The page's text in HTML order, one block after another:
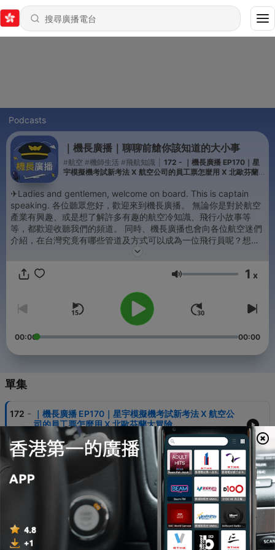
Podcasts
｜機長廣播｜聊聊前艙你該知道的大小事
#航空 #機師生活 #飛航知識
172 - ｜機長廣播 EP170｜星
宇模擬機考試新考法 X 航空公司的員工票怎麼用 X 北歐芬蘭
✈Ladies and gentlemen, welcome on board. This is captain
speaking. 各位聽眾您好，歡迎來到機長廣播。 無論你是對於航空
產業有興趣、或是想了解許多有趣的航空冷知識、飛行小故事等
等，都歡迎收聽我們的頻道。 同時、機長廣播也會向各位航空迷們
介紹，在台灣究竟有哪些管道及方式可以成為一位飛行員呢？想坐
在駕駛艙中，看盡令人難忘的無敵美景，那一定不能錯過我們！節
你聊聊神秘又讓人嚮往的機師生活！ ✈️加入社群和大家一起討論吧
音量 1 x
00:00 00:00
單集
172 -
｜機長廣播 EP170｜星宇模擬機考試新考法 X 航空公
司的員工票怎麼用 X 北歐芬蘭大冒險
29 Jul 2026
171
｜機長廣播 EP169｜轉訓A220的心路歷程 X 歐洲航空
公司如何實踐環保 X 機師飛歐洲可否做代購？
22 Apr 2026
｜機長廣播 EP168｜馬年新春特別篇｜ 龐巴迪的新飛
機飛起來如何 ?
15 Feb 2026